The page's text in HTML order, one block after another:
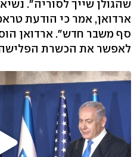
שהגולן שייך לסוריה".
ארדואן, אמר כי הודעת
סף משבר חדש". ארדואן
לאפשר את הכשרת הפלישה